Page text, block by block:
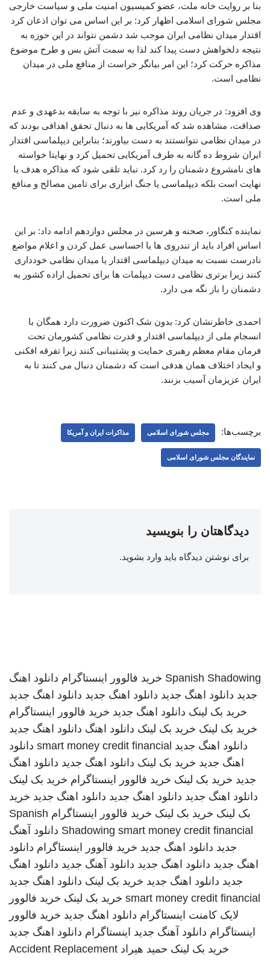
بنا بر روایت خانه ملت، عضو کمیسیون امنیت ملی و سیاست خارجی
مجلس شورای اسلامی اظهار کرد: بر این اساس می توان اذعان کرد
اقتدار میدان نظامی ایران موجب شد دشمن نتواند در این حوزه به
نتیجه دلخواهش دست پیدا کند لذا به سمت آتش بس و طرح موضوع
مذاکره حرکت کرد؛ این امر بیانگر حراست از منافع ملی در میدان
نظامی است.
وی افزود: در جریان روند مذاکره نیز با توجه به سابقه بدعهدی و عدم
صداقت، مشاهده شد که آمریکایی ها به دنبال تحقق اهدافی بودند که
در میدان نظامی نتوانستند به دست بیاورند؛ بنابراین دیپلماسی اقتدار
ایران شروط ده گانه به طرف آمریکایی تحمیل کرد و نهایتا خواسته
های نامشروع دشمنان را رد کرد. نباید تلقی شود که مذاکره هدف یا
نهایت است بلکه دیپلماسی یا جنگ ابزاری برای تامین مصالح و منافع
ملی است.
نماینده کنگاور، صحنه و هرسین در مجلس دوازدهم ادامه داد: بر این
اساس افراد باید از تندروی ها یا احساسی عمل کردن و اعلام مواضع
نادرست نسبت به میدان دیپلماسی اقتدار یا میدان نظامی خودداری
کنند زیرا برتری نظامی دست دیپلمات ها برای تحمیل اراده کشور به
دشمنان را باز نگه می دارد.
احمدی خاطرنشان کرد: بدون شک اکنون ضرورت دارد همگان با
انسجام ملی از دیپلماسی اقتدار و قدرت نظامی کشورمان تحت
فرمان مقام معظم رهبری حمایت و پشتیبانی کنند زیرا تفرقه افکنی
و ایجاد اختلاف همان هدفی است که دشمنان دنبال می کنند تا به
ایران عزیزمان آسیب بزنند.
برچسب‌ها: مجلس شورای اسلامی مذاکرات ایران و آمریکا
نمایندگان مجلس شورای اسلامی
دیدگاهتان را بنویسید
برای نوشتن دیدگاه باید وارد بشوید.
Spanish Shadowing خرید فالوور اینستاگرام دانلود اهنگ
جدید دانلود اهنگ جدید دانلود اهنگ جدید دانلود اهنگ جدید
خرید بک لینک دانلود اهنگ جدید خرید فالوور اینستاگرام
خرید بک لینک خرید بک لینک دانلود اهنگ دانلود اهنگ جدید
دانلود اهنگ جدید smart money credit financial دانلود
اهنگ جدید خرید بک لینک دانلود اهنگ جدید دانلود اهنگ
جدید خرید بک لینک خرید فالوور اینستاگرام خرید بک لینک
دانلود اهنگ جدید دانلود اهنگ جدید دانلود اهنگ جدید خرید
بک لینک خرید بک لینک خرید فالوور اینستاگرام Spanish
Shadowing smart money credit financial
دانلود آهنگ
جدید دانلود اهنگ جدید خرید فالوور اینستاگرام دانلود
اهنگ جدید دانلود اهنگ جدید دانلود آهنگ جدید دانلود اهنگ
جدید دانلود اهنگ جدید خرید بک لینک دانلود اهنگ جدید
smart money credit financial خرید بک لینک خرید فالوور
لایک کامنت اینستاگرام دانلود اهنگ جدید خرید فالوور
اینستاگرام دانلود آهنگ جدید اینستاگرام دانلود اهنگ جدید
خرید بک لینک حمید هیراد Accident Replacement